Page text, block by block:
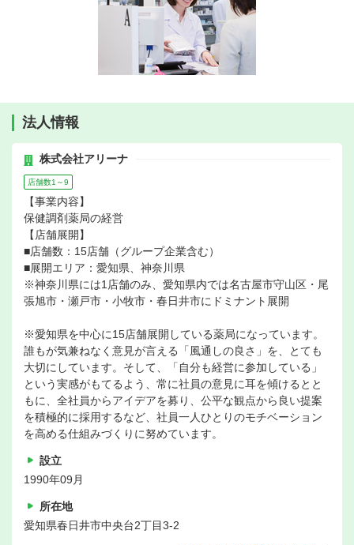
法人情報
株式会社アリーナ
店舗数1～9
【事業内容】
保健調剤薬局の経営
【店舗展開】
■店舗数：15店舗（グループ企業含む）
■展開エリア：愛知県、神奈川県
※神奈川県には1店舗のみ、愛知県内では名古屋市守山区・尾
張旭市・瀬戸市・小牧市・春日井市にドミナント展開
※愛知県を中心に15店舗展開している薬局になっています。
誰もが気兼ねなく意見が言える「風通しの良さ」を、とても
大切にしています。そして、「自分も経営に参加している」
という実感がもてるよう、常に社員の意見に耳を傾けるとと
もに、全社員からアイデアを募り、公平な観点から良い提案
を積極的に採用するなど、社員一人ひとりのモチベーション
を高める仕組みづくりに努めています。
設立
1990年09月
所在地
愛知県春日井市中央台2丁目3-2